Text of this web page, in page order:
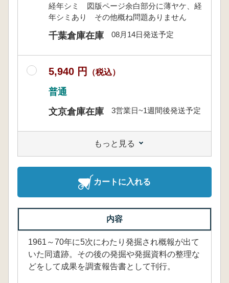
経年シミ 図版ページ余白部分に薄ヤケ、経
年シミあり その他概ね問題ありません
千葉倉庫在庫 08月14日発送予定
5,940 円 （税込）
普通
文京倉庫在庫
3営業日~1週間後発送予定
もっと見る
カートに入れる
内容
1961～70年に5次にわたり発掘され概報が出て
いた同遺跡。その後の発掘や発掘資料の整理な
どをして成果を調査報告書として刊行。